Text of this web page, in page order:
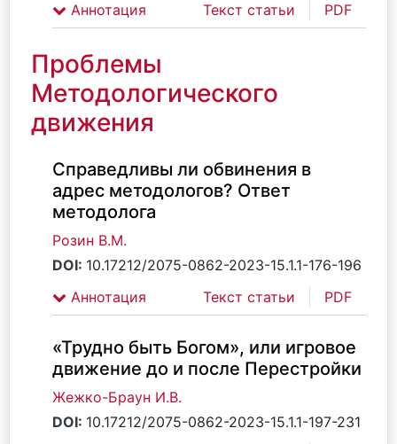
Аннотация
Текст статьи PDF
Проблемы
Методологического
движения
Справедливы ли обвинения в
адрес методологов? Ответ
методолога
Розин В.М.
DOI: 10.17212/2075-0862-2023-15.1.1-176-196
Аннотация
Текст статьи PDF
«Трудно быть Богом», или игровое
движение до и после Перестройки
Жежко-Браун И.В.
DOI: 10.17212/2075-0862-2023-15.1.1-197-231